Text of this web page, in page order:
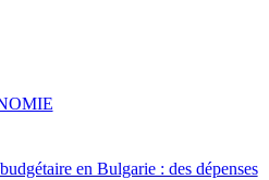
en Bulgarie : des dépenses